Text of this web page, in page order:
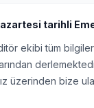
tarihli
ekibi tüm
üzerinden bize